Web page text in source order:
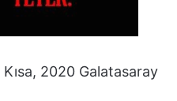
Kısa, 2020 Galatasaray